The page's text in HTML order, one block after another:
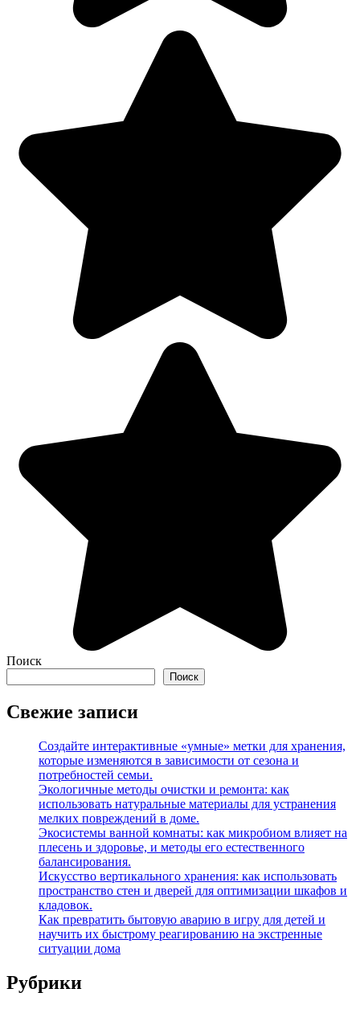
Поиск
Поиск
Свежие записи
Создайте интерактивные «умные» метки для хранения,
которые изменяются в зависимости от сезона и
потребностей семьи.
Экологичные методы очистки и ремонта: как
использовать натуральные материалы для устранения
мелких повреждений в доме.
Экосистемы ванной комнаты: как микробиом влияет на
плесень и здоровье, и методы его естественного
балансирования.
Искусство вертикального хранения: как использовать
пространство стен и дверей для оптимизации шкафов и
кладовок.
Как превратить бытовую аварию в игру для детей и
научить их быстрому реагированию на экстренные
ситуации дома
Рубрики